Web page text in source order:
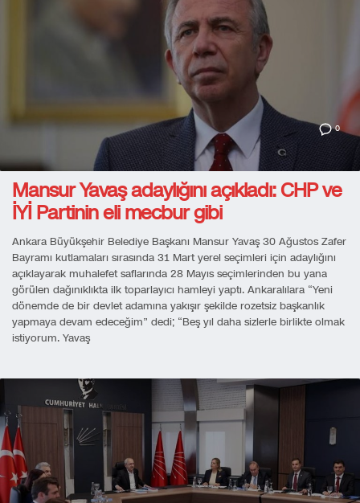
0
Mansur Yavaş adaylığını açıkladı: CHP ve
İYİ Partinin eli mecbur gibi
Ankara Büyükşehir Belediye Başkanı Mansur Yavaş 30 Ağustos Zafer
Bayramı kutlamaları sırasında 31 Mart yerel seçimleri için adaylığını
açıklayarak muhalefet saflarında 28 Mayıs seçimlerinden bu yana
görülen dağınıklıkta ilk toparlayıcı hamleyi yaptı. Ankaralılara “Yeni
dönemde de bir devlet adamına yakışır şekilde rozetsiz başkanlık
yapmaya devam edeceğim” dedi; “Beş yıl daha sizlerle birlikte olmak
istiyorum. Yavaş